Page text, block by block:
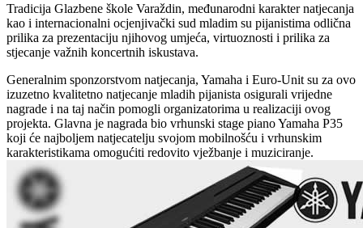
Tradicija Glazbene škole Varaždin, međunarodni karakter natjecanja
kao i internacionalni ocjenjivački sud mladim su pijanistima odlična
prilika za prezentaciju njihovog umjeća, virtuoznosti i prilika za
stjecanje važnih koncertnih iskustava.
Generalnim sponzorstvom natjecanja, Yamaha i Euro-Unit su za ovo
izuzetno kvalitetno natjecanje mladih pijanista osigurali vrijedne
nagrade i na taj način pomogli organizatorima u realizaciji ovog
projekta. Glavna je nagrada bio vrhunski stage piano Yamaha P35
koji će najboljem natjecatelju svojom mobilnošću i vrhunskim
karakteristikama omogućiti redovito vježbanje i muziciranje.